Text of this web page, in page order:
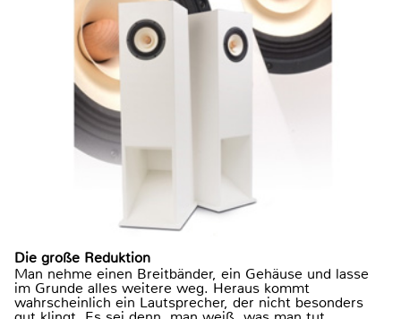
Die große Reduktion
Man nehme einen Breitbänder, ein Gehäuse und lasse
im Grunde alles weitere weg. Heraus kommt
wahrscheinlich ein Lautsprecher, der nicht besonders